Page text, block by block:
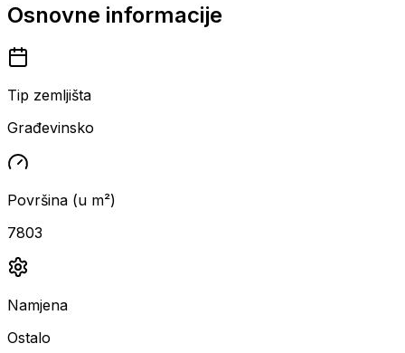
Osnovne informacije
Tip zemljišta
Građevinsko
Površina (u m²)
7803
Namjena
Ostalo